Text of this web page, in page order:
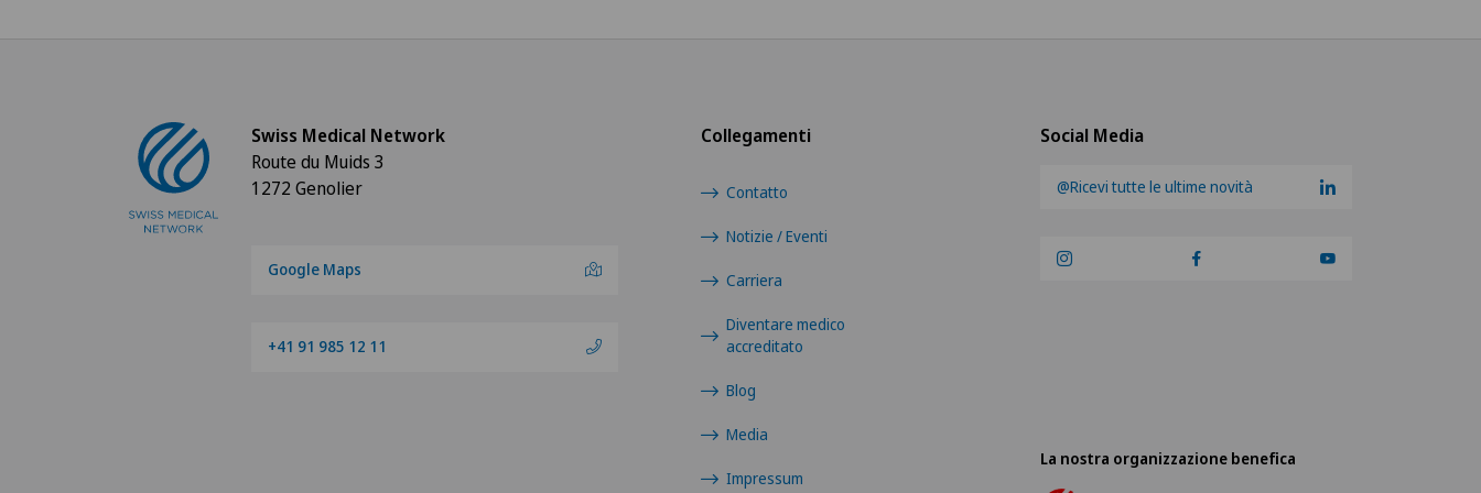
Social Media
@Ricevi tutte le ultime novità
Collegamenti
Contatto
Notizie / Eventi
Carriera
Diventare medico
accreditato
Blog
Media
Impressum
Swiss Medical Network
Route du Muids 3
1272 Genolier
Google Maps
+41 91 985 12 11
La nostra organizzazione benefica